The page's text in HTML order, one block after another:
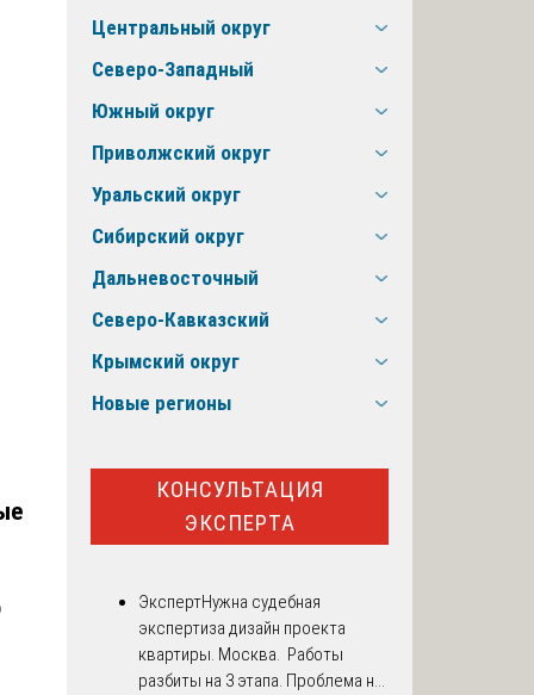
Центральный округ
Северо-Западный
Южный округ
Приволжский округ
Уральский округ
Сибирский округ
Дальневосточный
Северо-Кавказский
Крымский округ
Новые регионы
КОНСУЛЬТАЦИЯ
ЭКСПЕРТА
ЭкспертНужна судебная
экспертиза дизайн проекта
квартиры. Москва. Работы
разбиты на 3 этапа. Проблема н...